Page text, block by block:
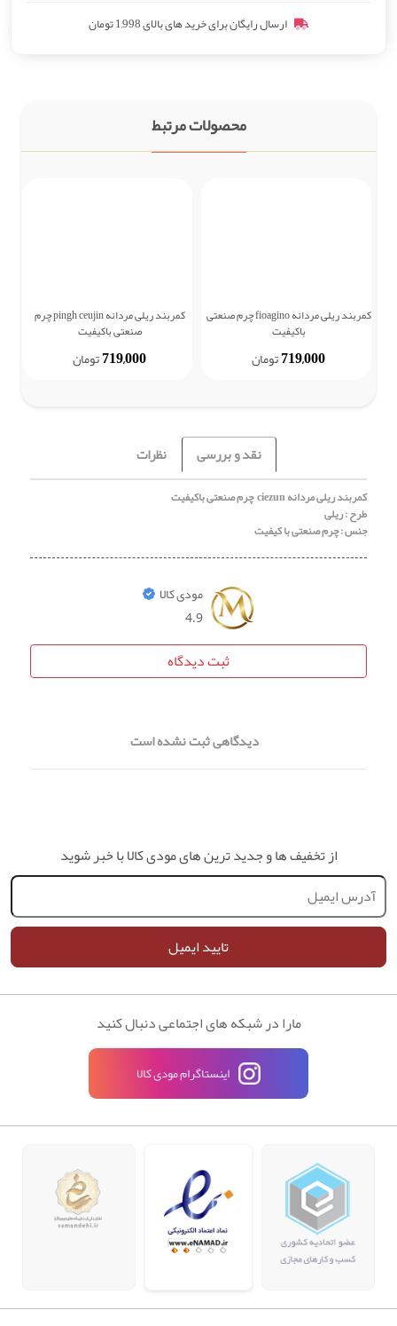
ارسال رایگان برای خرید های بالای 1,998 تومان
محصولات مرتبط
کمربند ریلی مردانه fioagino چرم صنعتی
باکیفیت
719,000تومان
کمربند ریلی مردانه pingh ceujin چرم
صنعتی باکیفیت
719,000تومان
نقد و بررسی نظرات
کمربند ریلی مردانه ciezun چرم صنعتی باکیفیت
طرح : ریلی
جنس : چرم صنعتی با کیفیت
مودی کالا
4.9
ثبت دیدگاه
دیدگاهی ثبت نشده است
از تخفیف ها و جدید ترین های مودی کالا با خبر شوید
تایید ایمیل
مارا در شبکه های اجتماعی دنبال کنید
اینستاگرام مودی کالا